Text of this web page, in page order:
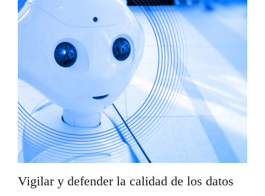
Vigilar y defender la calidad de los datos